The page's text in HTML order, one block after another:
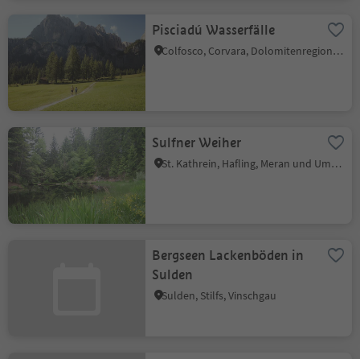
Pisciadú Wasserfälle
Colfosco, Corvara, Dolomitenregion Alta Badia
Sulfner Weiher
St. Kathrein, Hafling, Meran und Umgebung
Bergseen Lackenböden in
Sulden
Sulden, Stilfs, Vinschgau